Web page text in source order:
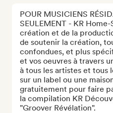
POUR MUSICIENS
SEULEMENT - KR
création et de la
de soutenir la création,
confondues, et plus
et vos oeuvres à travers
à tous les artistes et tous
sur un label ou une
gratuitement pour faire
la compilation KR
"Groover Révélation".